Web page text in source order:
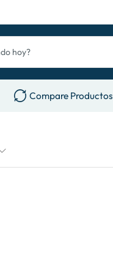
Compare Productos